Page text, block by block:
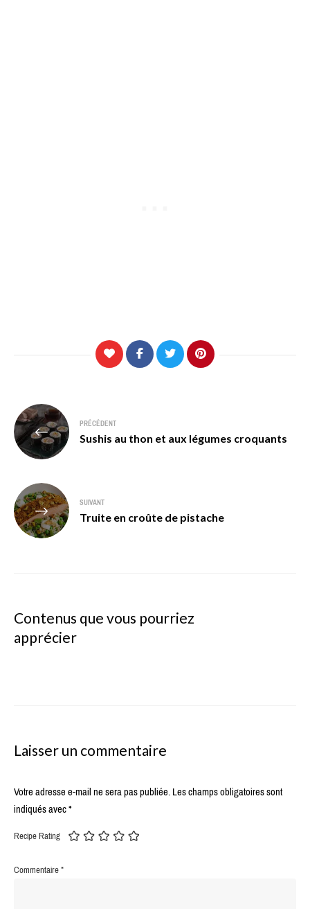
Navigation
de
l’article
PRÉCÉDENT
Sushis au thon et aux légumes croquants
SUIVANT
Truite en croûte de pistache
Contenus que vous pourriez
apprécier
Laisser un commentaire
Votre adresse e-mail ne sera pas publiée.Les champs obligatoires sont
indiqués avec*
Recipe Rating
Commentaire*